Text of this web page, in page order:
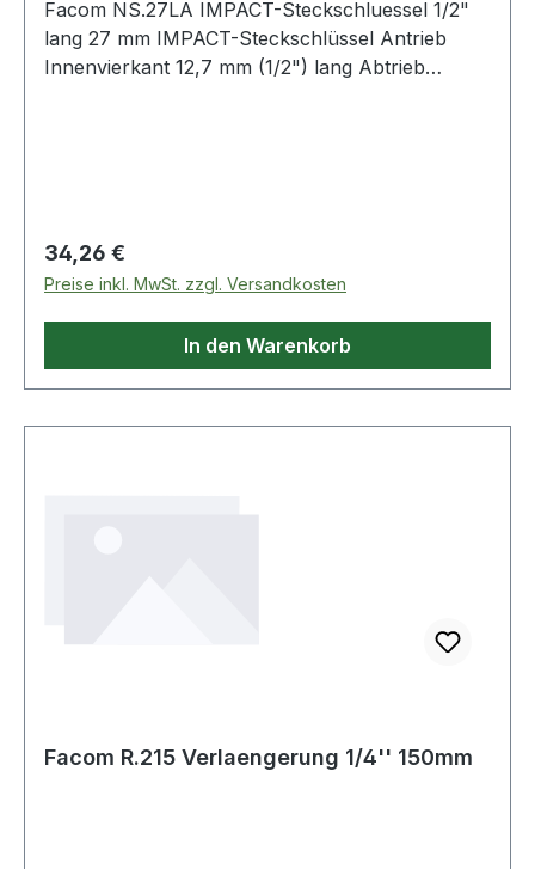
Facom NS.27LA IMPACT-Steckschluessel 1/2"
lang 27 mm IMPACT-Steckschlüssel Antrieb
Innenvierkant 12,7 mm (1/2") lang Abtrieb
Regulärer Preis:
34,26 €
Preise inkl. MwSt. zzgl. Versandkosten
In den Warenkorb
Facom R.215 Verlaengerung 1/4'' 150mm